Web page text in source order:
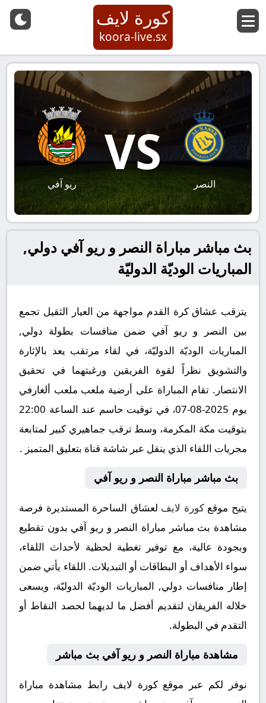
كورة لايف
koora-live.sx
النصر
VS
ريو آفي
بث مباشر مباراة النصر و ريو آفي دولي,
المباريات الوديّة الدوليّة
يترقب عشاق كرة القدم مواجهة من العيار الثقيل تجمع
بين النصر و ريو آفي ضمن منافسات بطولة دولي,
المباريات الوديّة الدوليّة، في لقاء مرتقب يعد بالإثارة
والتشويق نظراً لقوة الفريقين ورغبتهما في تحقيق
الانتصار. تقام المباراة على أرضية ملعب ملعب ألغارفي
يوم 2025-08-07، في توقيت حاسم عند الساعة 22:00
بتوقيت مكة المكرمة، وسط ترقب جماهيري كبير لمتابعة
مجريات اللقاء الذي ينقل عبر شاشة قناة بتعليق المتميز .
بث مباشر مباراة النصر و ريو آفي
يتيح موقعكورة لايف لعشاق الساحرة المستديرة فرصة
مشاهدة بث مباشر مباراة النصر و ريو آفي بدون تقطيع
وبجودة عالية، مع توفير تغطية لحظية لأحداث اللقاء،
سواء الأهداف أو البطاقات أو التبديلات. اللقاء يأتي ضمن
إطار منافسات دولي, المباريات الوديّة الدوليّة، ويسعى
خلاله الفريقان لتقديم أفضل ما لديهما لحصد النقاط أو
التقدم في البطولة.
مشاهدة مباراة النصر و ريو آفي بث مباشر
نوفر لكم عبر موقع كورة لايف رابط مشاهدة مباراة